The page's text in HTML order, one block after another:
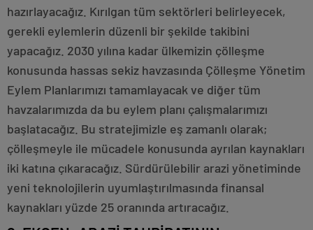
hazırlayacağız. Kırılgan tüm sektörleri belirleyecek,
gerekli eylemlerin düzenli bir şekilde takibini
yapacağız. 2030 yılına kadar ülkemizin çölleşme
konusunda hassas sekiz havzasında Çölleşme Yönetim
Eylem Planlarımızı tamamlayacak ve diğer tüm
havzalarımızda da bu eylem planı çalışmalarımızı
başlatacağız. Bu stratejimizle eş zamanlı olarak;
çölleşmeyle ile mücadele konusunda ayrılan kaynakları
iki katına çıkaracağız. Sürdürülebilir arazi yönetiminde
yeni teknolojilerin uyumlaştırılmasında finansal
kaynakları yüzde 25 oranında artıracağız.